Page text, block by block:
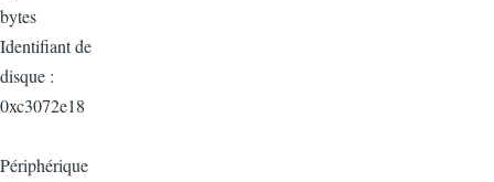
bytes
Identifiant de
disque :
0xc3072e18
Périphérique